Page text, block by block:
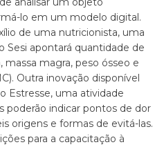
lo em um modelo digital.
de uma nutricionista, uma
Sesi apontará quantidade de
magra, peso ósseo e
Outra inovação disponível
Estresse, uma atividade
poderão indicar pontos de dor
origens e formas de evitá-las.
para a capacitação à